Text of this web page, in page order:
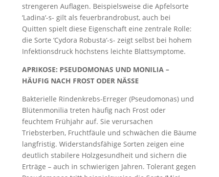
strengeren Auflagen. Beispielsweise die Apfelsorte
‘Ladina‘-s- gilt als feuerbrandrobust, auch bei
Quitten spielt diese Eigenschaft eine zentrale Rolle:
die Sorte ‘Cydora Robusta‘-s- zeigt selbst bei hohem
Infektionsdruck höchstens leichte Blattsymptome.
APRIKOSE: PSEUDOMONAS UND MONILIA –
HÄUFIG NACH FROST ODER NÄSSE
Bakterielle Rindenkrebs-Erreger (Pseudomonas) und
Blütenmonilia treten häufig nach Frost oder
feuchtem Frühjahr auf. Sie verursachen
Triebsterben, Fruchtfäule und schwächen die Bäume
langfristig. Widerstandsfähige Sorten zeigen eine
deutlich stabilere Holzgesundheit und sichern die
Erträge – auch in schwierigen Jahren. Tolerant gegen